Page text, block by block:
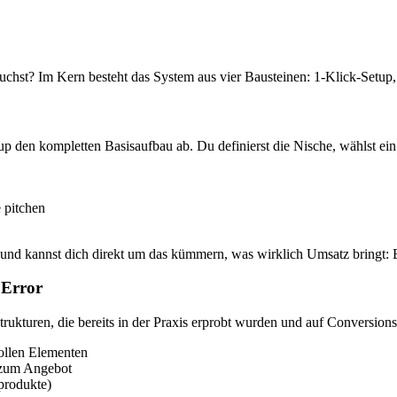
Im Kern besteht das System aus vier Bausteinen: 1‑Klick-
den kompletten Basisaufbau ab. Du definierst die Nische, wählst
pitchen
kannst dich direkt um das kümmern, was wirklich Umsatz bringt:
Error
die bereits in der Praxis erprobt wurden und auf
Elementen
Angebot